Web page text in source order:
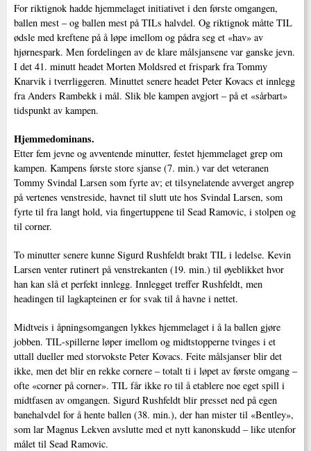
For riktignok hadde hjemmelaget initiativet i den første omgangen,
ballen mest – og ballen mest på TILs halvdel. Og riktignok måtte TIL
ødsle med kreftene på å løpe imellom og pådra seg et «hav» av
hjørnespark. Men fordelingen av de klare målsjansene var ganske jevn.
I det 41. minutt headet Morten Moldsred et frispark fra Tommy
Knarvik i tverrliggeren. Minuttet senere headet Peter Kovacs et innlegg
fra Anders Rambekk i mål. Slik ble kampen avgjort – på et «sårbart»
tidspunkt av kampen.
Hjemmedominans.
Etter fem jevne og avventende minutter, festet hjemmelaget grep om
kampen. Kampens første store sjanse (7. min.) var det veteranen
Tommy Svindal Larsen som fyrte av; et tilsynelatende avverget angrep
på vertenes venstreside, havnet til slutt ute hos Svindal Larsen, som
fyrte til fra langt hold, via fingertuppene til Sead Ramovic, i stolpen og
til corner.
To minutter senere kunne Sigurd Rushfeldt brakt TIL i ledelse. Kevin
Larsen venter rutinert på venstrekanten (19. min.) til øyeblikket hvor
han kan slå et perfekt innlegg. Innlegget treffer Rushfeldt, men
headingen til lagkapteinen er for svak til å havne i nettet.
Midtveis i åpningsomgangen lykkes hjemmelaget i å la ballen gjøre
jobben. TIL-spillerne løper imellom og midtstopperne tvinges i et
uttall dueller med storvokste Peter Kovacs. Feite målsjanser blir det
ikke, men det blir en rekke cornere – totalt ti i løpet av første omgang –
ofte «corner på corner». TIL får ikke ro til å etablere noe eget spill i
midtfasen av omgangen. Sigurd Rushfeldt blir presset ned på egen
banehalvdel for å hente ballen (38. min.), der han mister til «Bentley»,
som lar Magnus Lekven avslutte med et nytt kanonskudd – like utenfor
målet til Sead Ramovic.